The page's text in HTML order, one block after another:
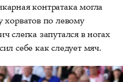
контратака могла
хорватов по левому
слегка запутался в ногах
себе как следует мяч.